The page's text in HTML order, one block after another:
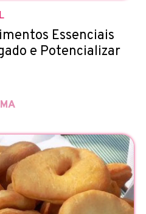
Essenciais
e Potencializar